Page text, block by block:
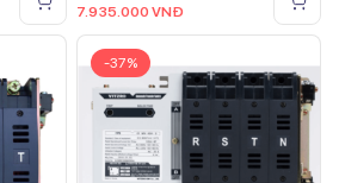
7.935.000 VNĐ
-37%